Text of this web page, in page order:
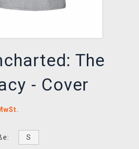
The
- Cover
S